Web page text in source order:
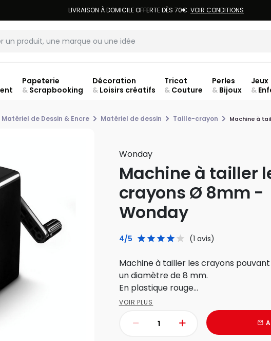
LIVRAISON À DOMICILE OFFERTE DÈS 70€. VOIR CONDITIONS
Papeterie
&Scrapbooking
Décoration
&Loisirs créatifs
Tricot
& Couture
Perles
& Bijoux
Jeux
&
Matériel de Dessin & Encre Matériel de dessin Taille-crayon Machine à
Wonday
Machine à tailler
crayons Ø 8mm -
Wonday
4/5 (1 avis)
Machine à tailler les crayons
un diamètre de 8 mm.
En plastique rouge...
VOIR PLUS